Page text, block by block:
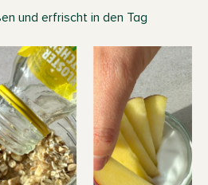
und erfrischt in den Tag